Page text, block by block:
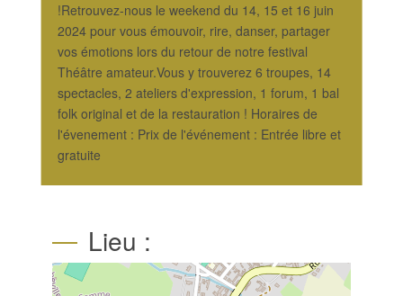
!Retrouvez-nous le weekend du 14, 15 et 16 juin
2024 pour vous émouvoir, rire, danser, partager
vos émotions lors du retour de notre festival
Théâtre amateur.Vous y trouverez 6 troupes, 14
spectacles, 2 ateliers d'expression, 1 forum, 1 bal
folk original et de la restauration ! Horaires de
l'évenement : Prix de l'événement : Entrée libre et
gratuite
Lieu :